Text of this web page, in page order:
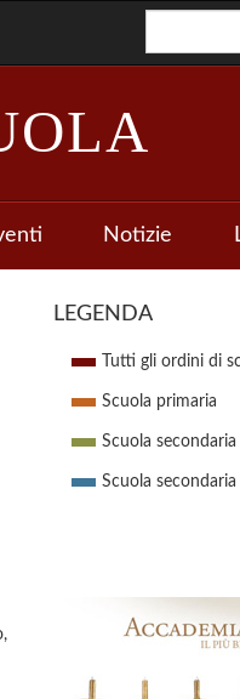
Notizie
LEGENDA
Tutti gli ordini di
Scuola primaria
Scuola
Scuola